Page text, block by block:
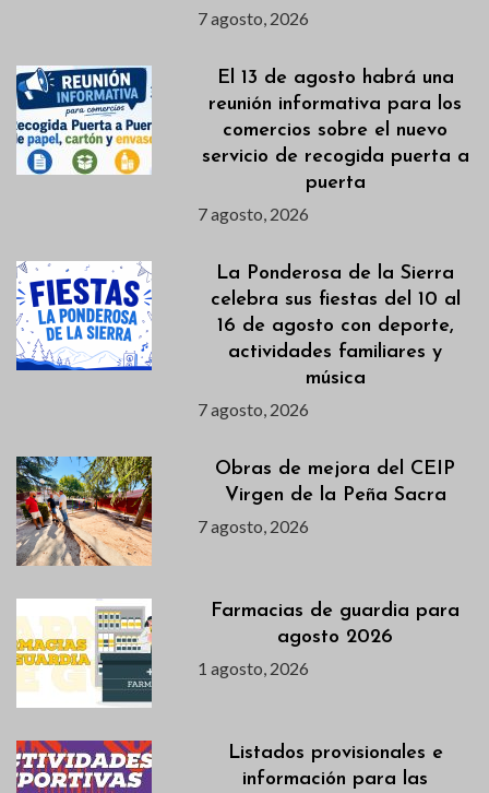
7 agosto, 2026
El 13 de agosto habrá una
reunión informativa para los
comercios sobre el nuevo
servicio de recogida puerta a
puerta
7 agosto, 2026
La Ponderosa de la Sierra
celebra sus fiestas del 10 al
16 de agosto con deporte,
actividades familiares y
música
7 agosto, 2026
Obras de mejora del CEIP
Virgen de la Peña Sacra
7 agosto, 2026
Farmacias de guardia para
agosto 2026
1 agosto, 2026
Listados provisionales e
información para las